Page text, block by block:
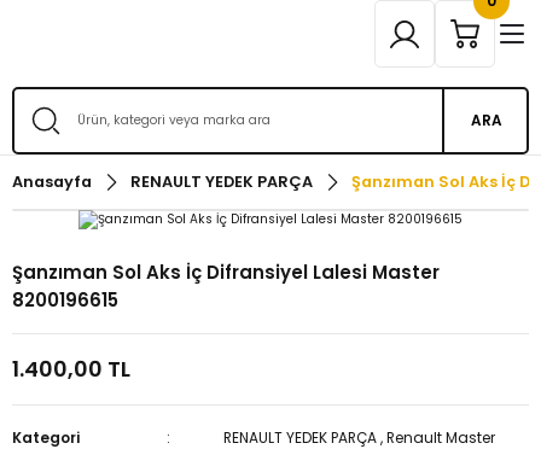
ARA
Anasayfa RENAULT YEDEK PARÇA Şanzıman Sol Aks İç
Şanzıman Sol Aks İç Difransiyel Lalesi Master
8200196615
1.400,00 TL
Kategori RENAULT YEDEK PARÇA ,Renault Master